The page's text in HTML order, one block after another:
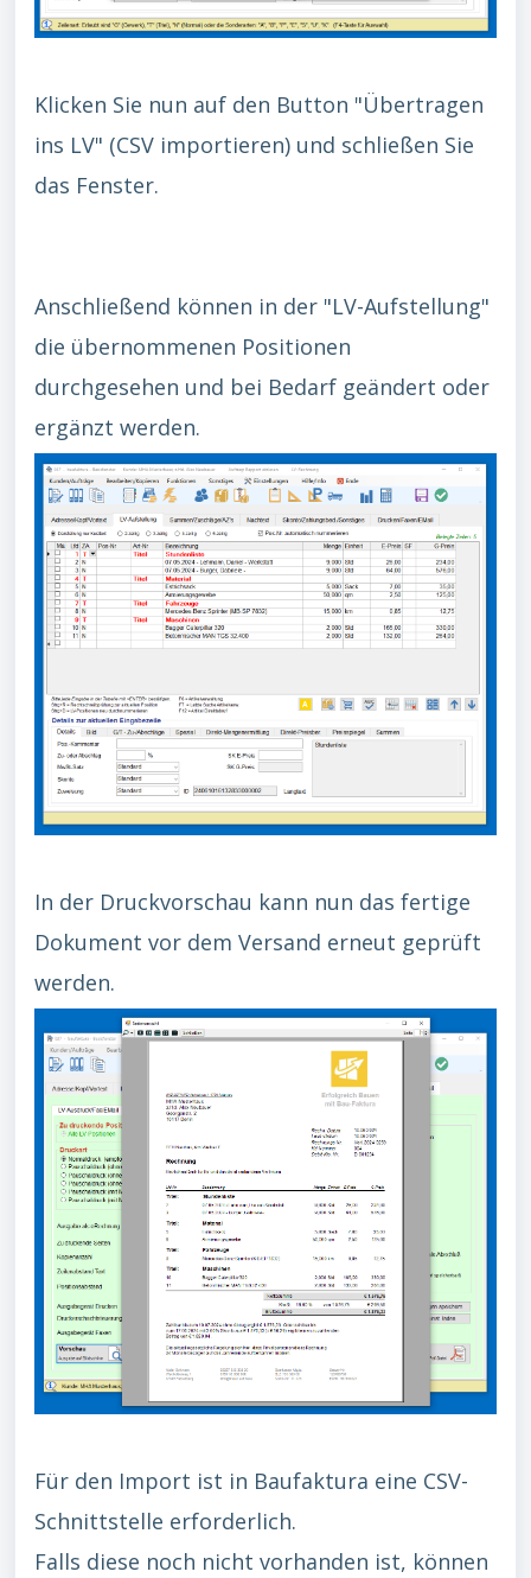
Klicken Sie nun auf den Button "Übertragen
ins LV" (CSV importieren) und schließen Sie
das Fenster.
Anschließend können in der "LV-Aufstellung"
die übernommenen Positionen
durchgesehen und bei Bedarf geändert oder
ergänzt werden.
In der Druckvorschau kann nun das fertige
Dokument vor dem Versand erneut geprüft
werden.
Für den Import ist in Baufaktura eine CSV-
Schnittstelle erforderlich.
Falls diese noch nicht vorhanden ist, können